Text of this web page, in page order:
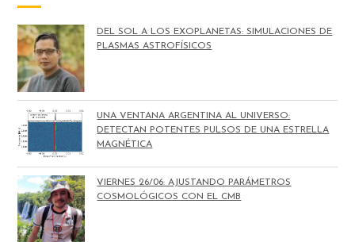
DEL SOL A LOS EXOPLANETAS: SIMULACIONES DE
PLASMAS ASTROFÍSICOS
UNA VENTANA ARGENTINA AL UNIVERSO:
DETECTAN POTENTES PULSOS DE UNA ESTRELLA
MAGNÉTICA
VIERNES 26/06: AJUSTANDO PARÁMETROS
COSMOLÓGICOS CON EL CMB